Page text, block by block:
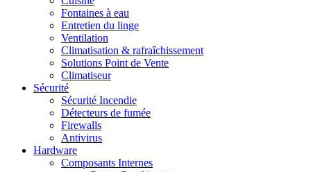
Fontaines à eau
Entretien du linge
Ventilation
Climatisation & rafraîchissement
Solutions Point de Vente
Climatiseur
Sécurité
Sécurité Incendie
Détecteurs de fumée
Firewalls
Antivirus
Hardware
Composants Internes